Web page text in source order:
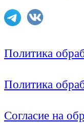
Политика
Политика
Согласие на